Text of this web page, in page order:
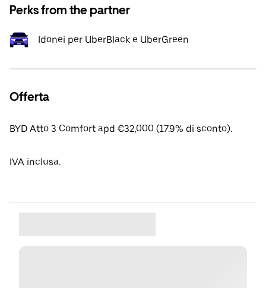
Perks from the partner
Idonei per UberBlack e UberGreen
Offerta
BYD Atto 3 Comfort apd €32,000 (17.9% di sconto).
IVA inclusa.